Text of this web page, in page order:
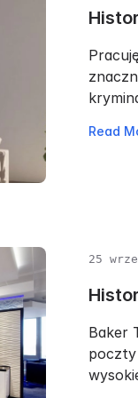
Read
25
Baker
poczty